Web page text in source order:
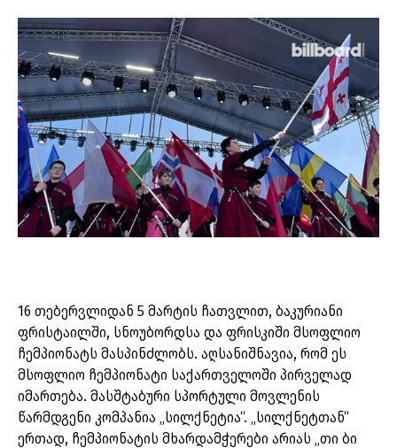
16 თებერვლიდან 5 მარტის ჩათვლით, ბაკურიანი
ფრისტაილში, სნოუბორდსა და ფრისკიში მსოფლიო
ჩემპიონატს მასპინძლობს. აღსანიშნავია, რომ ეს
მსოფლიო ჩემპიონატი საქართველოში პირველად
იმართება. მასშტაბური სპორტული მოვლენის
წარმდგენი კომპანია „სილქნეტია“. „სილქნეტთან“
ერთად, ჩემპიონატის მხარდამჭერები არიას „თი ბი